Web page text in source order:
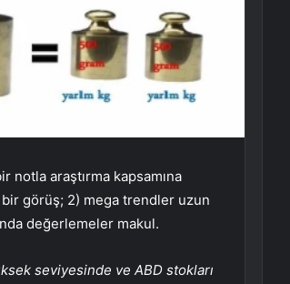
notla araştırma kapsamına
bir görüş; 2) mega trendler uzun
değerlemeler makul.
seviyesinde ve ABD stokları